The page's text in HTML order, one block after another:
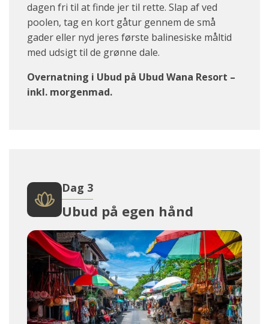
dagen fri til at finde jer til rette. Slap af ved
poolen, tag en kort gåtur gennem de små
gader eller nyd jeres første balinesiske måltid
med udsigt til de grønne dale.
Overnatning i Ubud på Ubud Wana Resort –
inkl. morgenmad.
Dag 3
Ubud på egen hånd